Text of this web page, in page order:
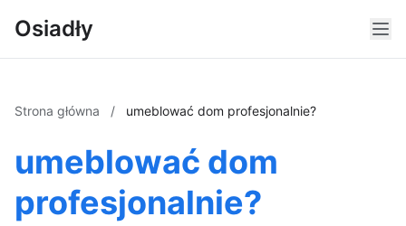
Osiadły
Strona główna / umeblować dom profesjonalnie?
umeblować dom
profesjonalnie?